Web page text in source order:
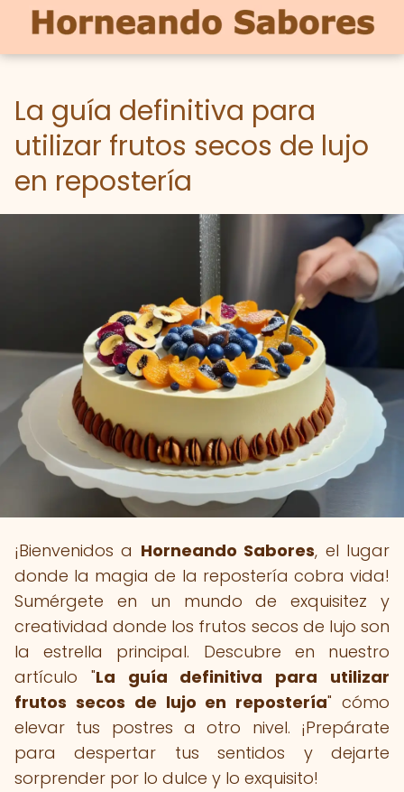
La guía definitiva para
utilizar frutos secos de lujo
en repostería
¡Bienvenidos a Horneando Sabores, el lugar
donde la magia de la repostería cobra vida!
Sumérgete en un mundo de exquisitez y
creatividad donde los frutos secos de lujo son
la estrella principal. Descubre en nuestro
artículo "La guía definitiva para utilizar
frutos secos de lujo en repostería" cómo
elevar tus postres a otro nivel. ¡Prepárate
para despertar tus sentidos y dejarte
sorprender por lo dulce y lo exquisito!